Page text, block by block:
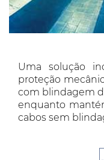
Uma solução
proteção
com blindagem
enquanto
cabos sem